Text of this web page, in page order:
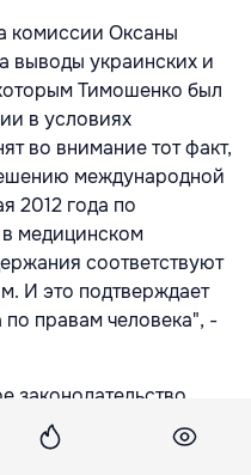
комиссии Оксаны
выводы украинских и
Тимошенко был
в условиях
во внимание тот факт,
международной
2012 года по
медицинском
соответствуют
И это подтверждает
правам человека", -
законодательство
перевода в участок
только